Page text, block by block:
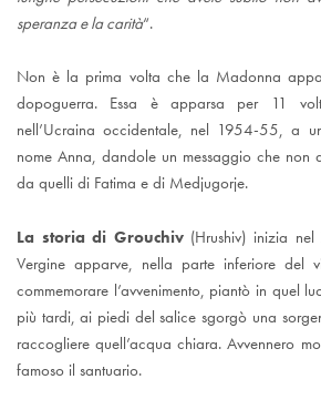
speranza e la carità“.
Non è la prima volta che la Madonna
dopoguerra. Essa è apparsa per 11
nell’Ucraina occidentale, nel 1954-55, a
nome Anna, dandole un messaggio che non
da quelli di Fatima e di Medjugorje.
La storia di Grouchiv(Hrushiv) inizia
Vergine apparve, nella parte inferiore del
commemorare l’avvenimento, piantò in quel
più tardi, ai piedi del salice sgorgò una
raccogliere quell’acqua chiara. Avvennero
famoso il santuario.